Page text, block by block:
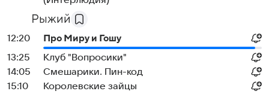
Рыжий
12:20
Про Миру и Гошу
13:25
Клуб "Вопросики"
14:05
Смешарики. Пин-код
15:10
Королевские зайцы